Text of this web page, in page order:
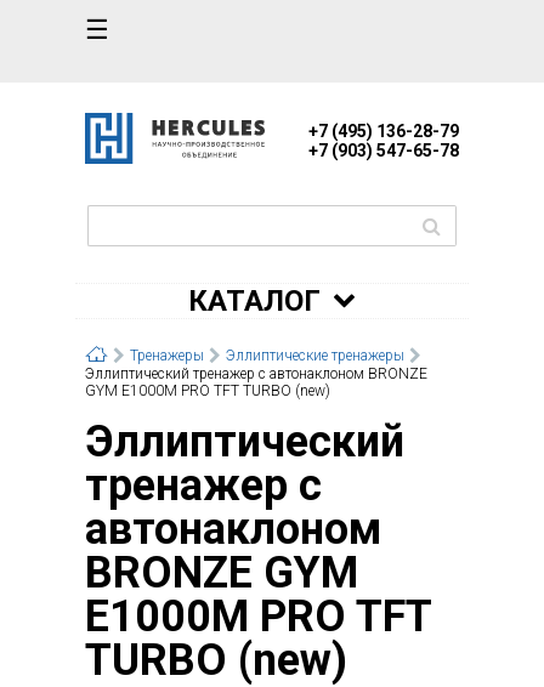
☰
+7 (495) 136-28-79
+7 (903) 547-65-78
КАТАЛОГ
Тренажеры
Эллиптические тренажеры
Эллиптический тренажер с автонаклоном BRONZE
GYM E1000M PRO TFT TURBO (new)
Эллиптический
тренажер с
автонаклоном
BRONZE GYM
E1000M PRO TFT
TURBO (new)